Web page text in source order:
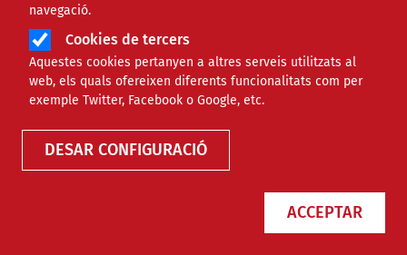
navegació.
Cookies de tercers
Aquestes cookies pertanyen a altres serveis utilitzats al
web, els quals ofereixen diferents funcionalitats com per
exemple Twitter, Facebook o Google, etc.
DESAR CONFIGURACIÓ
ACCEPTAR
Cristina Valverde: "En l’era de
l’individualisme costa que la
gent s’impliqui pel bé comú"